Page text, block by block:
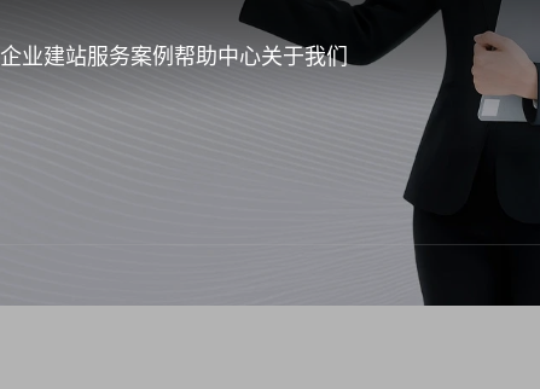
企业建站服务案例帮助中心关于我们